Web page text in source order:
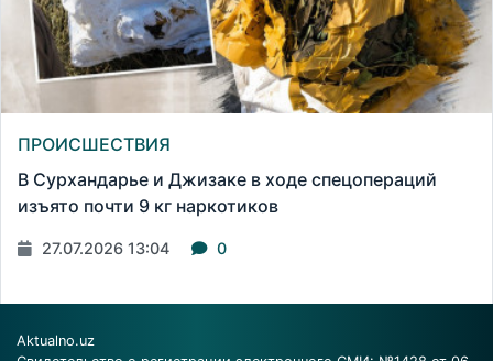
ПРОИСШЕСТВИЯ
В Сурхандарье и Джизаке в ходе спецопераций
изъято почти 9 кг наркотиков
27.07.2026 13:04 0
Aktualno.uz